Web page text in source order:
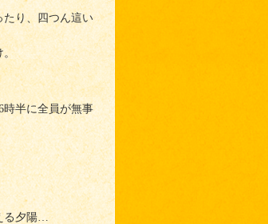
たり、四つん這い
。
半に全員が無事
る夕陽…